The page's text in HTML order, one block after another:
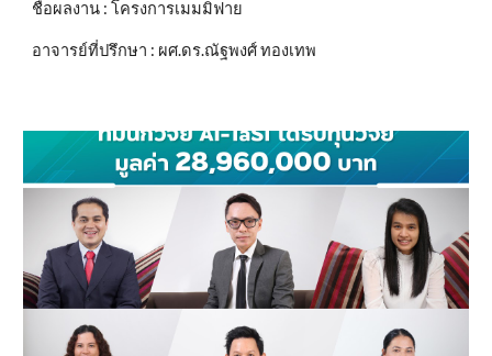
ชื่อผลงาน : โครงการเมมมิฟาย
อาจารย์ที่ปรึกษา : ผศ.ดร.ณัฐพงศ์ ทองเทพ